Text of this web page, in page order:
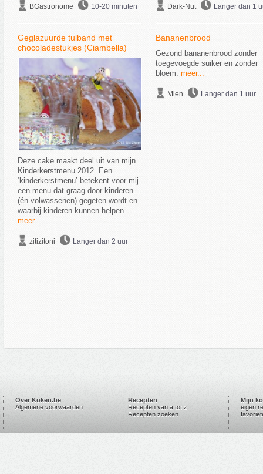
BGastronome 10-20 minuten
Geglazuurde tulband met
chocoladestukjes (Ciambella)
Deze cake maakt deel uit van mijn
Kinderkerstmenu 2012. Een
‘kinderkerstmenu’ betekent voor mij
een menu dat graag door kinderen
(én volwassenen) gegeten wordt en
waarbij kinderen kunnen helpen...
meer...
zitizitoni Langer dan 2 uur
Dark-Nut Langer dan 1
Bananenbrood
Gezond bananenbrood zonder
toegevoegde suiker en zonder
bloem. meer...
Mien Langer dan 1 uur
Over Koken.be
Algemene voorwaarden
Recepten
Recepten van a tot z
Recepten zoeken
Mijn
eigen